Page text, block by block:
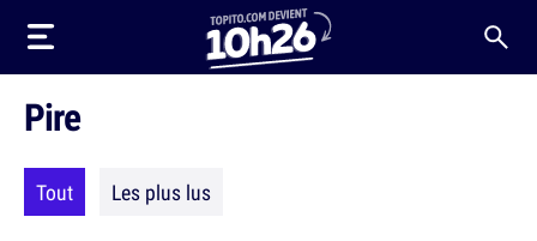
Pire
Tout Les plus lus